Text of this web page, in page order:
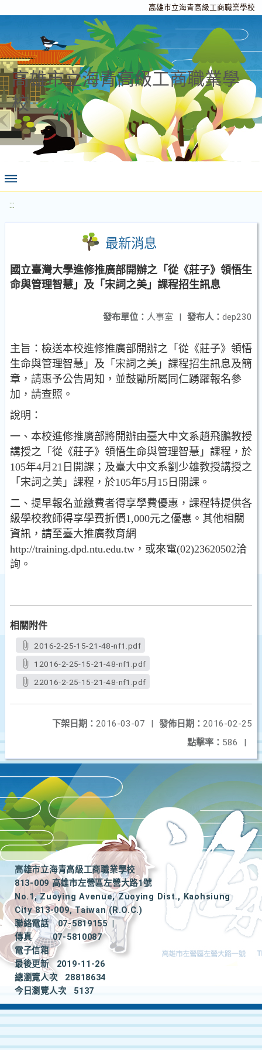
高雄市立海青高級工商職業學校
高雄市立海青高級工商職業學
校
:::
最新消息
國立臺灣大學進修推廣部開辦之「從《莊子》領悟生
命與管理智慧」及「宋詞之美」課程招生訊息
發布人： dep230
發布單位： 人事室 |
主旨：檢送本校進修推廣部開辦之「從《莊子》領悟
生命與管理智慧」及「宋詞之美」課程招生訊息及簡
章，請惠予公告周知，並鼓勵所屬同仁踴躍報名參
加，請查照。
說明：
一、本校進修推廣部將開辦由臺大中文系趙飛鵬教授
講授之「從《莊子》領悟生命與管理智慧」課程，於
105年4月21日開課；及臺大中文系劉少雄教授講授之
「宋詞之美」課程，於105年5月15日開課。
二、提早報名並繳費者得享學費優惠，課程特提供各
級學校教師得享學費折價1,000元之優惠。其他相關
資訊，請至臺大推廣教育網
http://training.dpd.ntu.edu.tw，或來電(02)23620502洽
詢。
相關附件
2016-2-25-15-21-48-nf1.pdf
12016-2-25-15-21-48-nf1.pdf
22016-2-25-15-21-48-nf1.pdf
發佈日期： 2016-02-25
下架日期： 2016-03-07
|
點擊率： 586 |
高雄市立海青高級工商職業學校
813-009 高雄市左營區左營大路1號
No.1, Zuoying Avenue, Zuoying Dist., Kaohsiung
City 813-009, Taiwan (R.O.C.)
聯絡電話
07-5819155
|
傳真
07-5810087
電子信箱
最後更新
2019-11-26
總瀏覽人次
28818634
今日瀏覽人次
5137